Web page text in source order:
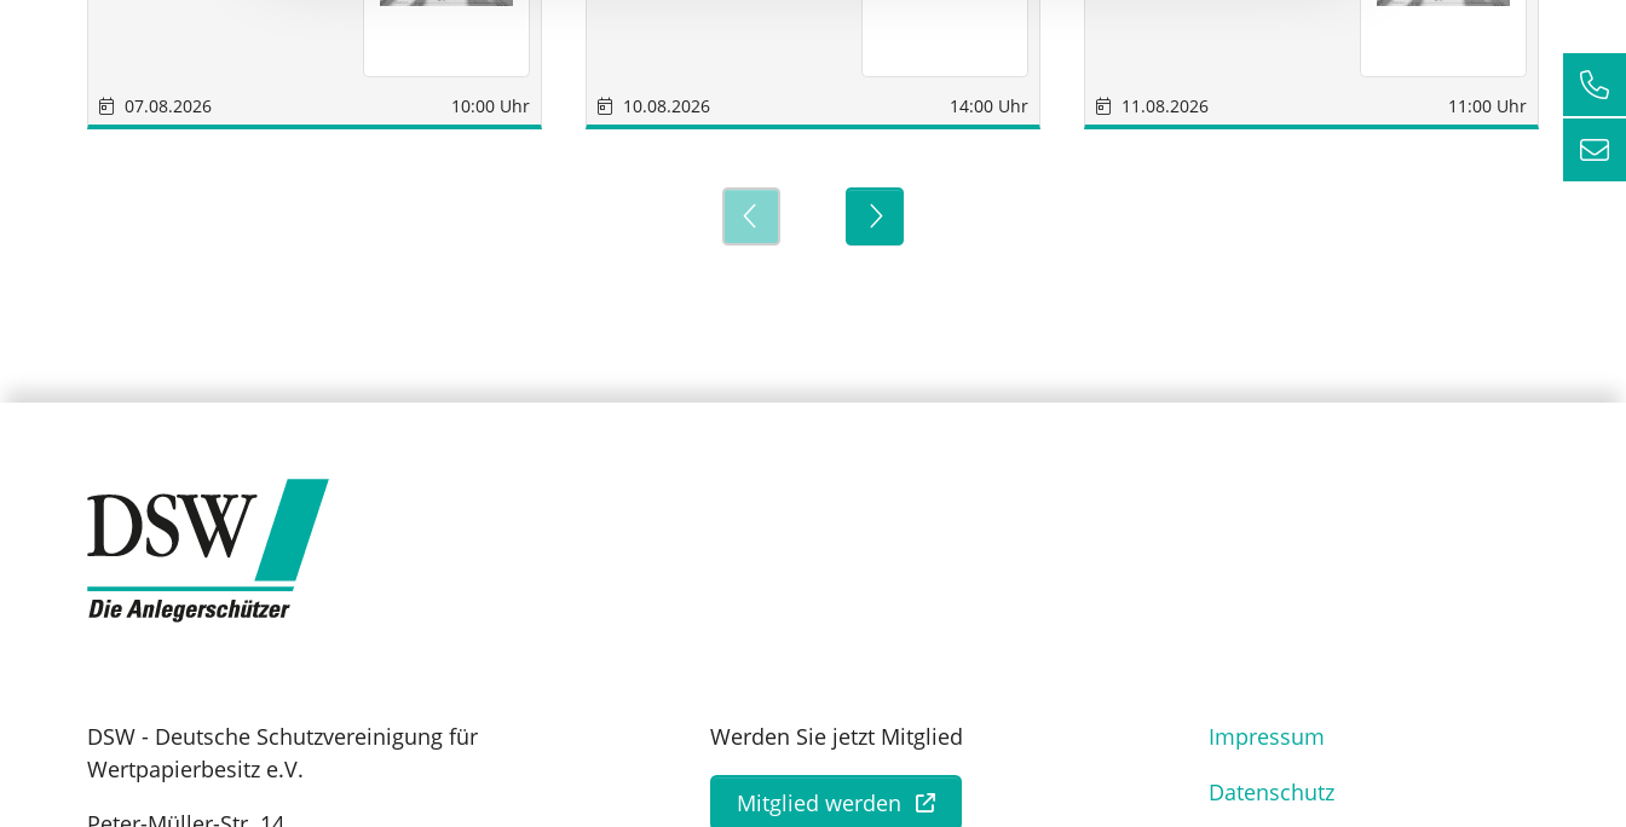
07.08.2026 10:00 Uhr 10.08.2026 14:00 Uhr 11.08.2026 11:00 Uhr
DSW - Deutsche Schutzvereinigung für
Wertpapierbesitz e.V.
Werden Sie jetzt Mitglied
Mitglied werden
Impressum
Datenschutz